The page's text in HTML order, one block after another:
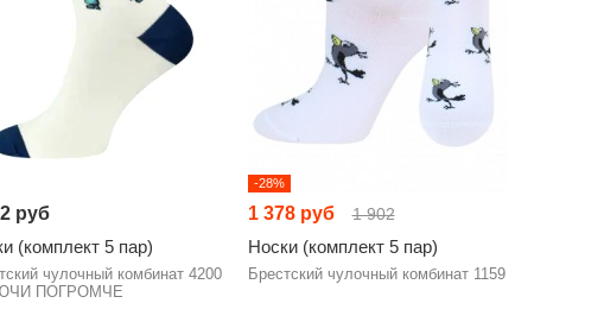
руб
(комплект 5 пар)
чулочный комбинат 4200
ПОГРОМЧЕ
-28%
1 378 руб 1 902
Носки (комплект 5 пар)
Брестский чулочный комбинат 1159